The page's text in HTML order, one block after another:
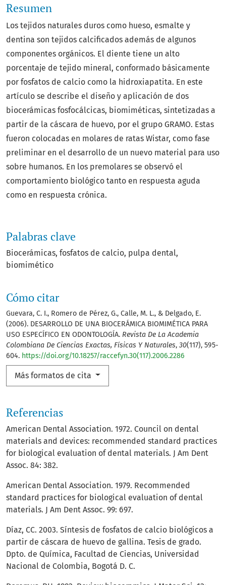
Palabras clave
Biocerámicas fosfatos de calcio pulpa dental
biomimético
Cómo citar
Guevara, C. I., Romero de Pérez, G., Calle, M. L., & Delgado, E.
(2006). DESARROLLO DE UNA BIOCERÁMICA BIOMIMÉTICA PARA
USO ESPECÍFICO EN ODONTOLOGÍA. Revista De La Academia
Colombiana De Ciencias Exactas, Físicas Y Naturales, 30(117), 595-
604. https://doi.org/10.18257/raccefyn.30(117).2006.2286
Más formatos de cita
Resumen
Los tejidos naturales duros como hueso, esmalte y
dentina son tejidos calcificados además de algunos
componentes orgánicos. El diente tiene un alto
porcentaje de tejido mineral, conformado básicamente
por fosfatos de calcio como la hidroxiapatita. En este
artículo se describe el diseño y aplicación de dos
biocerámicas fosfocálcicas, biomiméticas, sintetizadas a
partir de la cáscara de huevo, por el grupo GRAMO. Estas
fueron colocadas en molares de ratas Wistar, como fase
preliminar en el desarrollo de un nuevo material para uso
sobre humanos. En los premolares se observó el
comportamiento biológico tanto en respuesta aguda
como en respuesta crónica.
Referencias
American Dental Association. 1972. Council on dental
materials and devices: recommended standard practices
for biological evaluation of dental materials. J Am Dent
Assoc. 84: 382.
American Dental Association. 1979. Recommended
standard practices for biological evaluation of dental
materials. J Am Dent Assoc. 99: 697.
Díaz, CC. 2003. Síntesis de fosfatos de calcio biológicos a
partir de cáscara de huevo de gallina. Tesis de grado.
Dpto. de Química, Facultad de Ciencias, Universidad
Nacional de Colombia, Bogotá D. C.